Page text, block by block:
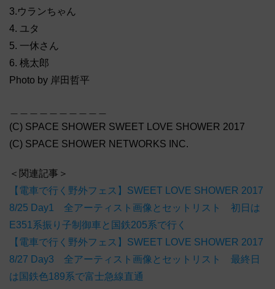
3.ウランちゃん
4. ユタ
5. 一休さん
6. 桃太郎
Photo by 岸田哲平
(C) SPACE SHOWER SWEET LOVE SHOWER 2017
(C) SPACE SHOWER NETWORKS INC.
＜関連記事＞
【電車で行く野外フェス】SWEET LOVE SHOWER 2017
8/25 Day1 全アーティスト画像とセットリスト 初日は
E351系振り子制御車と国鉄205系で行く
【電車で行く野外フェス】SWEET LOVE SHOWER 2017
8/27 Day3 全アーティスト画像とセットリスト 最終日
は国鉄色189系で富士急線直通